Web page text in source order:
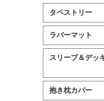
タペストリー
ラバーマット
スリーブ＆デッ
抱き枕カバー